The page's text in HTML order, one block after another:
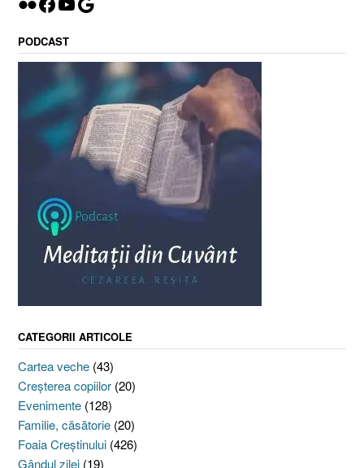
PODCAST
CATEGORII ARTICOLE
Cartea veche (43)
Creşterea copiilor (20)
Evenimente (128)
Familie, căsătorie (20)
Foaia Creştinului (426)
Gândul zilei (19)